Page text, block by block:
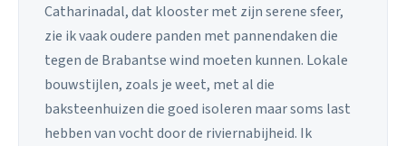
Catharinadal, dat klooster met zijn serene sfeer,
zie ik vaak oudere panden met pannendaken die
tegen de Brabantse wind moeten kunnen. Lokale
bouwstijlen, zoals je weet, met al die
baksteenhuizen die goed isoleren maar soms last
hebben van vocht door de riviernabijheid. Ik